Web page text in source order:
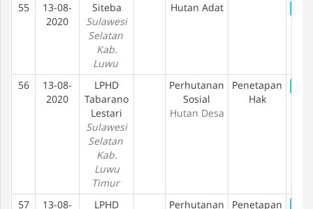
55
13-08-
2020
Siteba
Sulawesi
Selatan
Kab.
Luwu
Hutan Adat
56
13-08-
2020
LPHD
Tabarano
Lestari
Sulawesi
Selatan
Kab.
Luwu
Timur
Perhutanan
Sosial
Hutan Desa
Penetapan
Hak
57
13-08-
LPHD
Perhutanan
Penetapan